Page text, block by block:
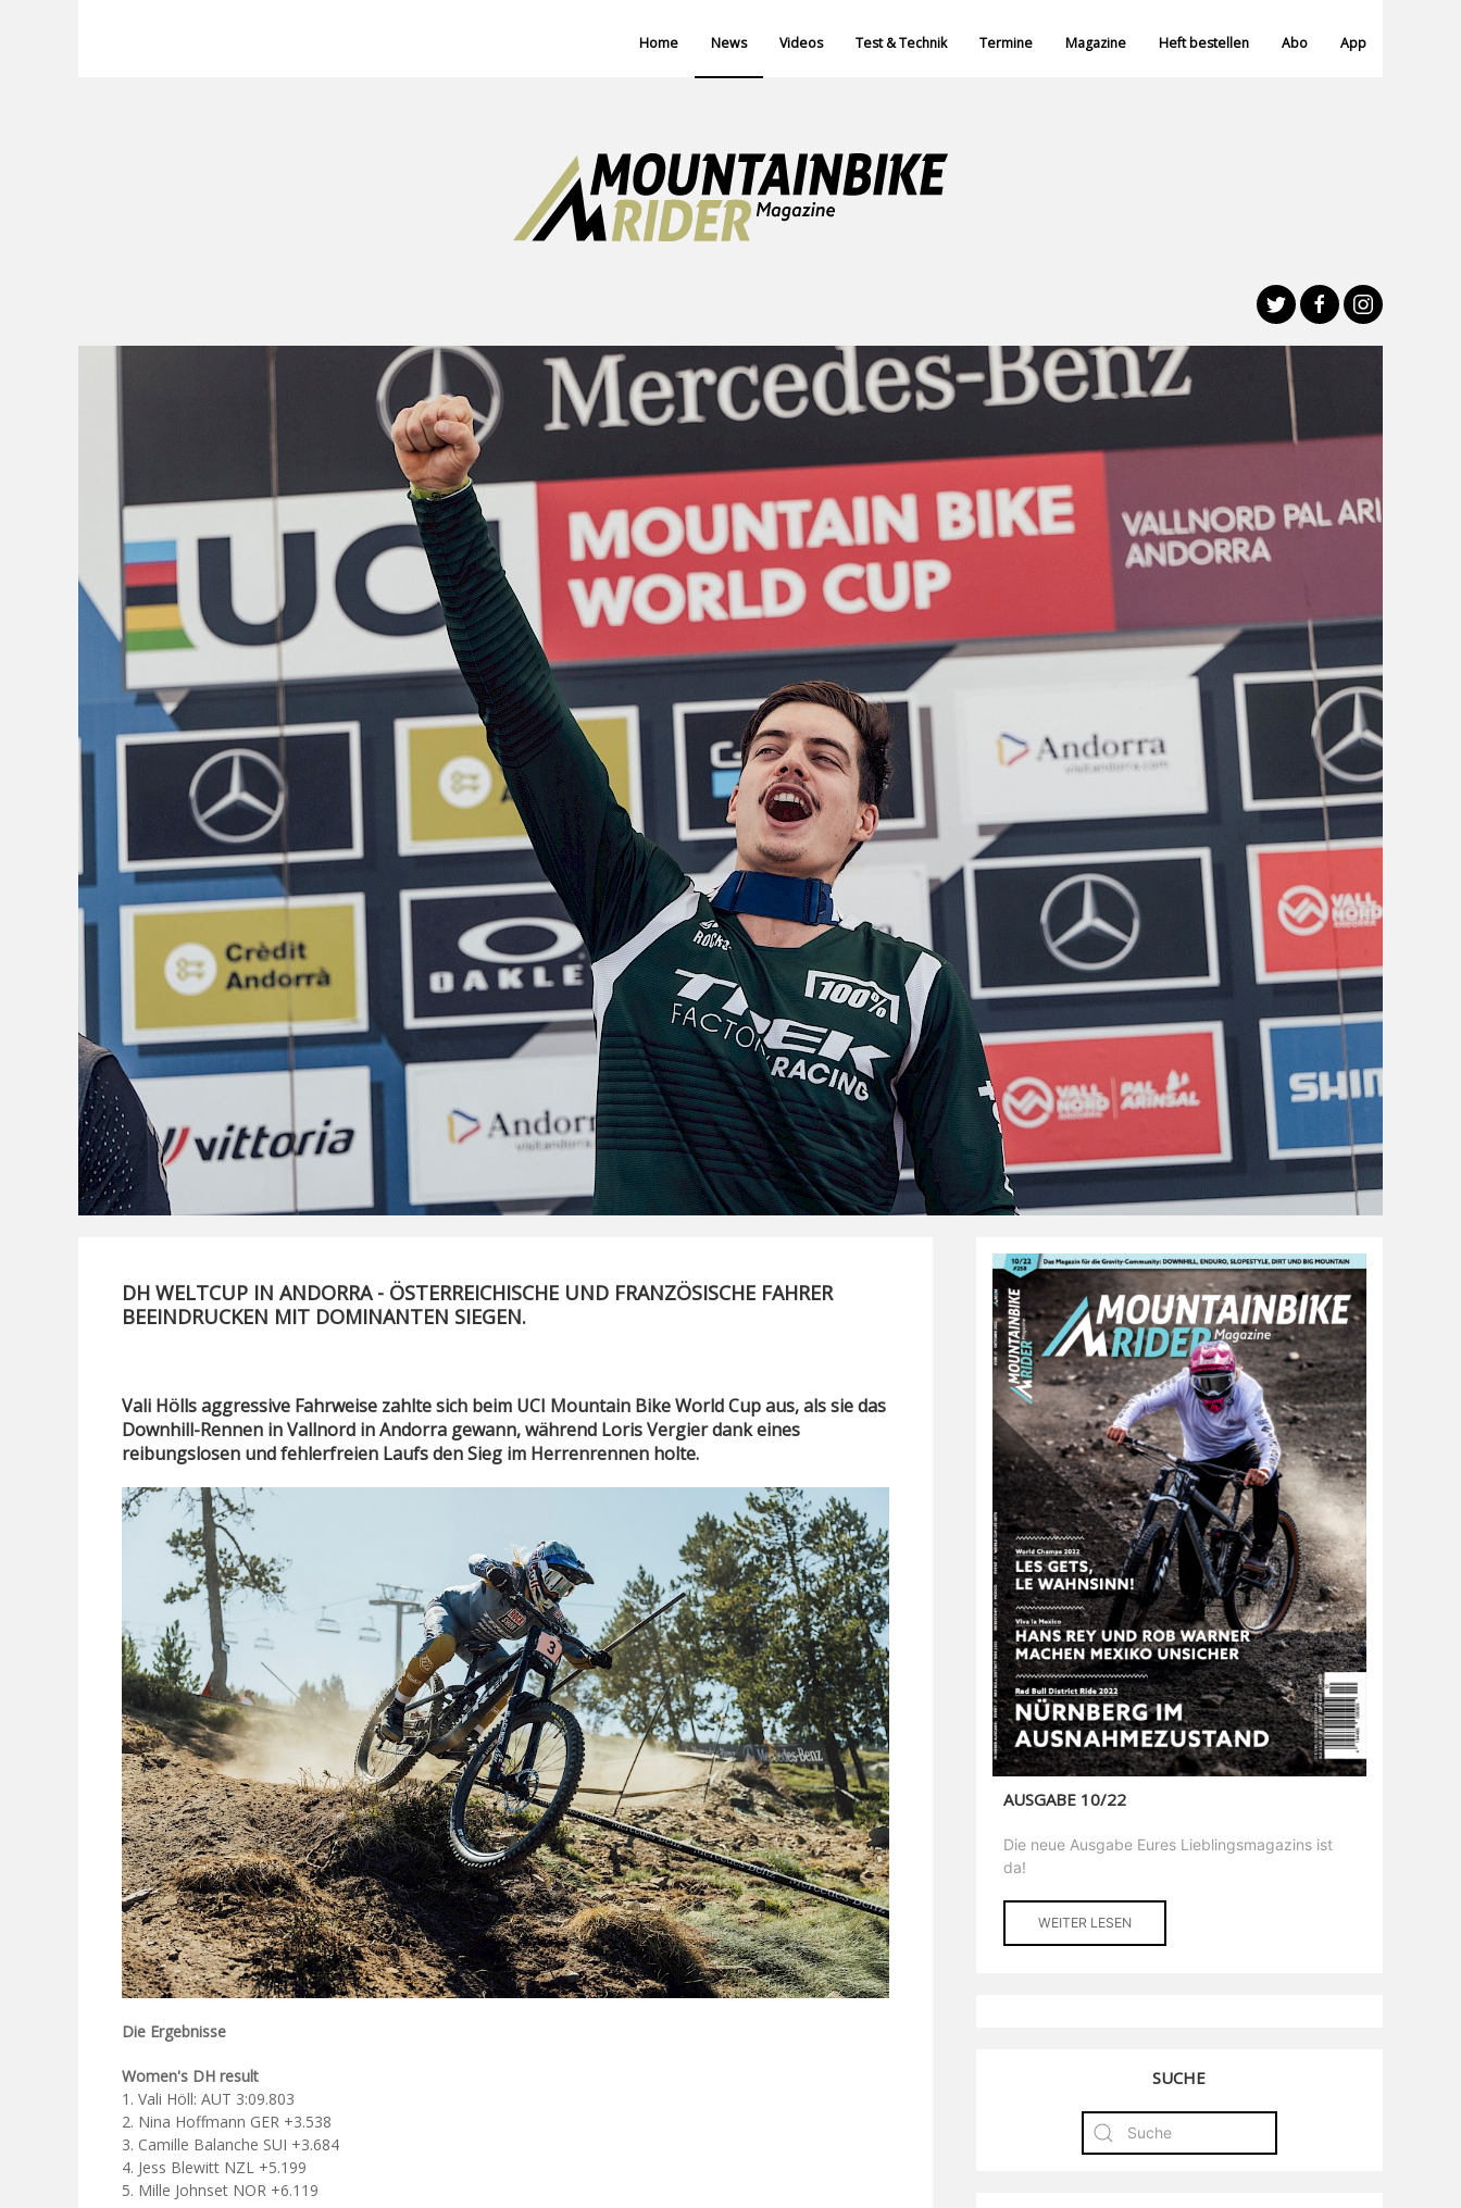
Home News Videos Test & Technik Termine Magazine Heft bestellen Abo App
DH WELTCUP IN ANDORRA - ÖSTERREICHISCHE UND FRANZÖSISCHE FAHRER
BEEINDRUCKEN MIT DOMINANTEN SIEGEN.
Vali Hölls aggressive Fahrweise zahlte sich beim UCI Mountain Bike World Cup aus, als sie das
Downhill-Rennen in Vallnord in Andorra gewann, während Loris Vergier dank eines
reibungslosen und fehlerfreien Laufs den Sieg im Herrenrennen holte.
Die Ergebnisse
Women's DH result
1. Vali Höll: AUT 3:09.803
2. Nina Hoffmann GER +3.538
3. Camille Balanche SUI +3.684
4. Jess Blewitt NZL +5.199
5. Mille Johnset NOR +6.119
AUSGABE 10/22
Die neue Ausgabe Eures Lieblingsmagazins ist
da!
WEITER LESEN
SUCHE